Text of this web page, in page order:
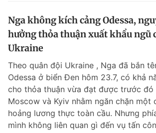
Nga không kích cảng Odessa,
hưởng thỏa thuận xuất khẩu ngũ
Ukraine
Theo quân đội Ukraine , Nga đã bắn
Odessa ở biển Đen hôm 23.7, có khả
cho thỏa thuận vừa đạt được trước đó
Moscow và Kyiv nhằm ngăn chặn một
hoảng lương thực toàn cầu. Nhưng
mình không liên quan gì đến vụ tấn